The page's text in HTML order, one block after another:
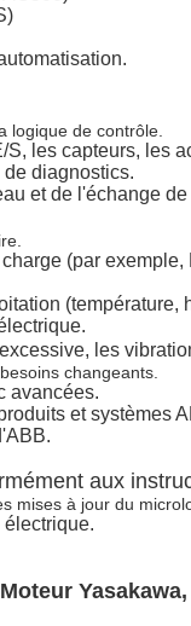
logique de contrôle.
les capteurs, les
diagnostics.
et de l'échange
(par exemple,
(température,
les
changeants.
avancées.
et systèmes
aux
mises à jour du
électrique.
Moteur